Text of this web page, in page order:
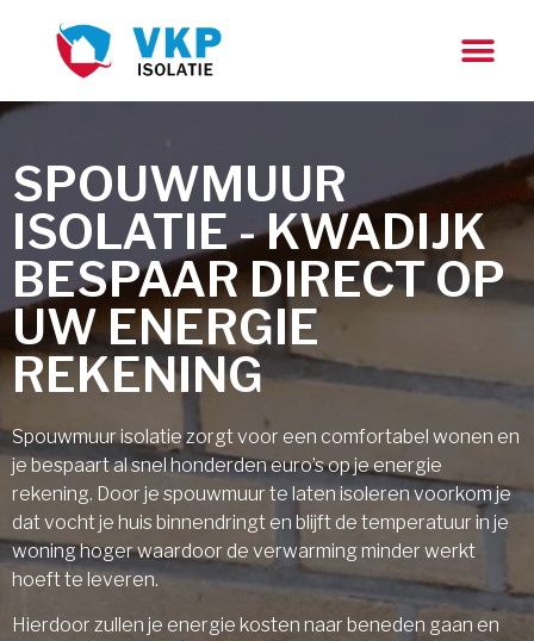
SPOUWMUUR
ISOLATIE - KWADIJK
BESPAAR DIRECT OP
UW ENERGIE
REKENING
Spouwmuur isolatie zorgt voor een comfortabel wonen en
je bespaart al snel honderden euro’s op je energie
rekening. Door je spouwmuur te laten isoleren voorkom je
dat vocht je huis binnendringt en blijft de temperatuur in je
woning hoger waardoor de verwarming minder werkt
hoeft te leveren.
Hierdoor zullen je energie kosten naar beneden gaan en